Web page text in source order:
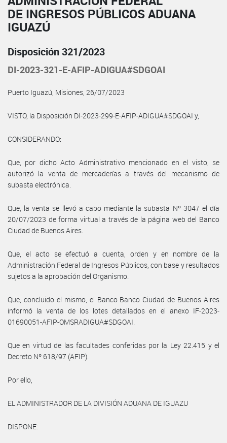
DE INGRESOS PÚBLICOS ADUANA
IGUAZÚ
Disposición 321/2023
DI-2023-321-E-AFIP-ADIGUA#SDGOAI
Puerto Iguazú, Misiones, 26/07/2023
VISTO, la Disposición DI-2023-299-E-AFIP-ADIGUA#SDGOAI y,
CONSIDERANDO:
Que, por dicho Acto Administrativo mencionado en el visto, se
autorizó la venta de mercaderías a través del mecanismo de
subasta electrónica.
Que, la venta se llevó a cabo mediante la subasta Nº 3047 el día
20/07/2023 de forma virtual a través de la página web del Banco
Ciudad de Buenos Aires.
Que, el acto se efectuó a cuenta, orden y en nombre de la
Administración Federal de Ingresos Públicos, con base y resultados
sujetos a la aprobación del Organismo.
Que, concluido el mismo, el Banco Banco Ciudad de Buenos Aires
informó la venta de los lotes detallados en el anexo IF-2023-
01690051-AFIP-OMSRADIGUA#SDGOAI.
Que en virtud de las facultades conferidas por la Ley 22.415 y el
Decreto Nº 618/97 (AFIP).
Por ello,
EL ADMINISTRADOR DE LA DIVISIÓN ADUANA DE IGUAZU
DISPONE: